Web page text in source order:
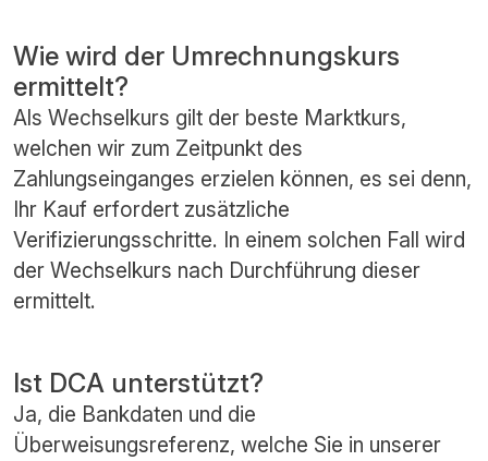
Wie wird der Umrechnungskurs
ermittelt?
Als Wechselkurs gilt der beste Marktkurs,
welchen wir zum Zeitpunkt des
Zahlungseinganges erzielen können, es sei denn,
Ihr Kauf erfordert zusätzliche
Verifizierungsschritte. In einem solchen Fall wird
der Wechselkurs nach Durchführung dieser
ermittelt.
Ist DCA unterstützt?
Ja, die Bankdaten und die
Überweisungsreferenz, welche Sie in unserer